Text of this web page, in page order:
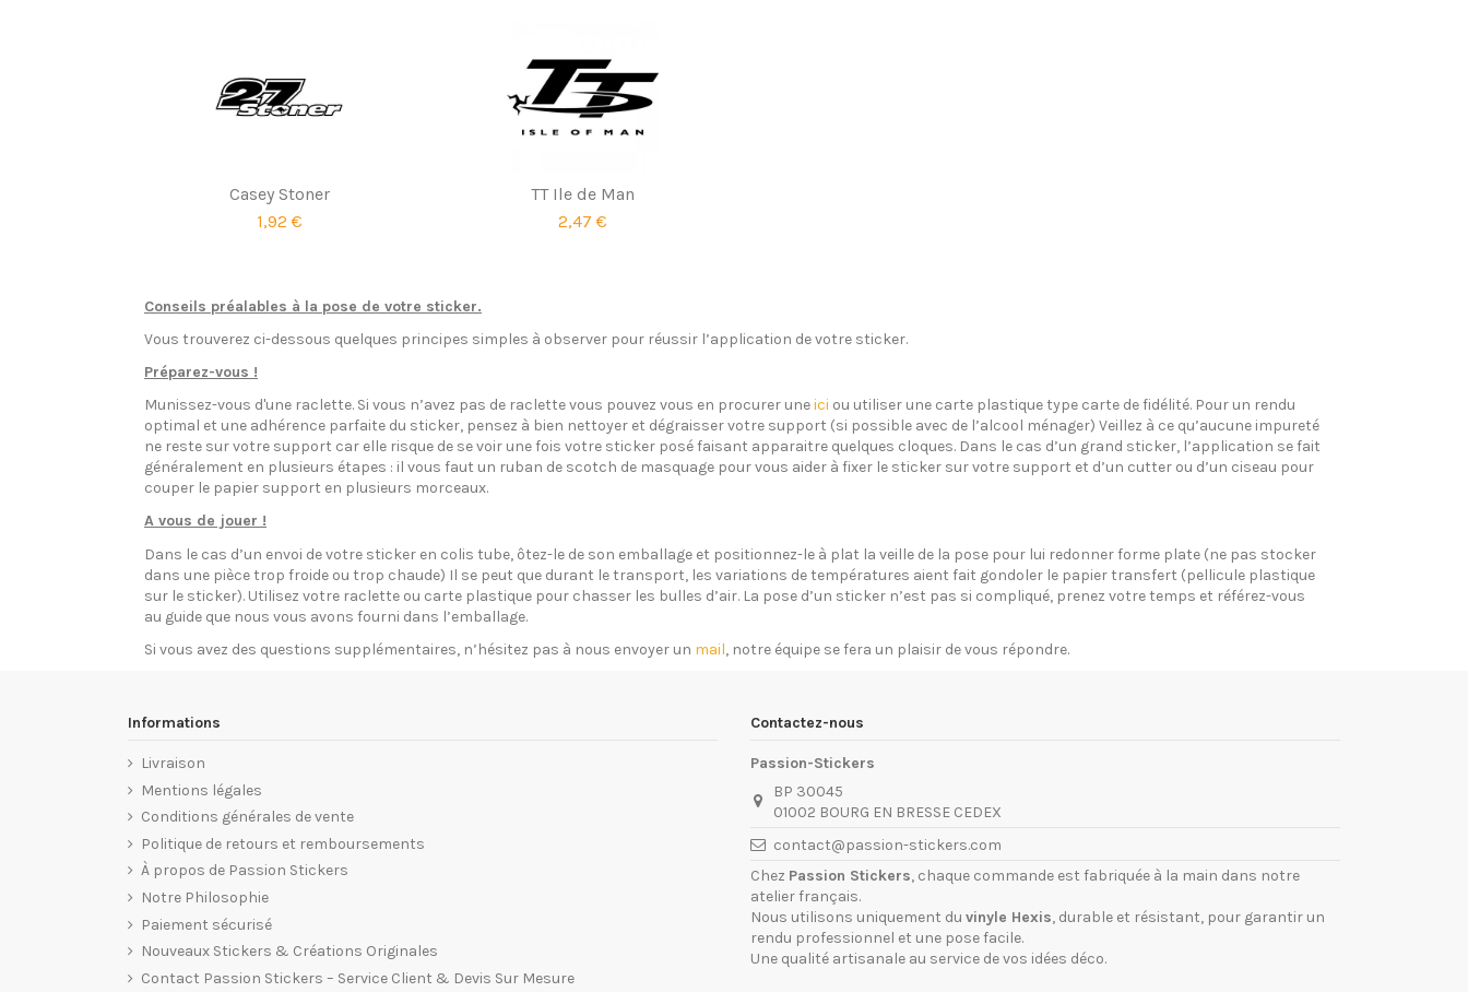
Casey Stoner
1,92 €
TT Ile de Man
2,47 €
Conseils préalables à la pose de votre sticker.
Vous trouverez ci-dessous quelques principes simples à observer pour réussir l’application de votre sticker.
Préparez-vous !
Munissez-vous d'une raclette. Si vous n’avez pas de raclette vous pouvez vous en procurer uneici ou utiliser une carte plastique type carte de fidélité. Pour un rendu
optimal et une adhérence parfaite du sticker, pensez à bien nettoyer et dégraisser votre support (si possible avec de l’alcool ménager) Veillez à ce qu’aucune impureté
ne reste sur votre support car elle risque de se voir une fois votre sticker posé faisant apparaitre quelques cloques. Dans le cas d’un grand sticker, l’application se fait
généralement en plusieurs étapes : il vous faut un ruban de scotch de masquage pour vous aider à fixer le sticker sur votre support et d’un cutter ou d’un ciseau pour
couper le papier support en plusieurs morceaux.
A vous de jouer !
Dans le cas d’un envoi de votre sticker en colis tube, ôtez-le de son emballage et positionnez-le à plat la veille de la pose pour lui redonner forme plate (ne pas stocker
dans une pièce trop froide ou trop chaude) Il se peut que durant le transport, les variations de températures aient fait gondoler le papier transfert (pellicule plastique
sur le sticker). Utilisez votre raclette ou carte plastique pour chasser les bulles d’air. La pose d’un sticker n’est pas si compliqué, prenez votre temps et référez-vous
au guide que nous vous avons fourni dans l’emballage.
Si vous avez des questions supplémentaires, n’hésitez pas à nous envoyer un mail, notre équipe se fera un plaisir de vous répondre.
Informations
Livraison
Mentions légales
Conditions générales de vente
Politique de retours et remboursements
À propos de Passion Stickers
Notre Philosophie
Paiement sécurisé
Nouveaux Stickers & Créations Originales
Contact Passion Stickers – Service Client & Devis Sur Mesure
Contactez-nous
Passion-Stickers
BP 30045
01002 BOURG EN BRESSE CEDEX
contact@passion-stickers.com
Chez Passion Stickers, chaque commande est fabriquée à la main dans notre
atelier français.
Nous utilisons uniquement du vinyle Hexis, durable et résistant, pour garantir un
rendu professionnel et une pose facile.
Une qualité artisanale au service de vos idées déco.